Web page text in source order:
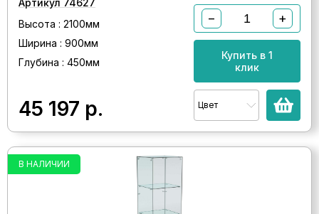
Артикул 74627
Высота : 2100мм
Ширина : 900мм
Глубина : 450мм
45 197 р.
− +
Купить в 1
клик
Цвет
В НАЛИЧИИ